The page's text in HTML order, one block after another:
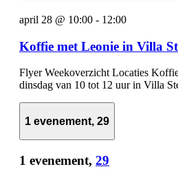
april 28 @ 10:00 - 12:00
Koffie met Leonie in Villa
Flyer Weekoverzicht Locaties
dinsdag van 10 tot 12 uur in Villa
1 evenement, 29
1 evenement, 29